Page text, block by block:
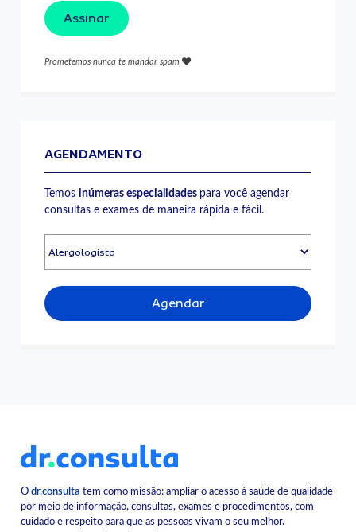
Assinar
Prometemos nunca te mandar spam
AGENDAMENTO
Temosinúmeras especialidades para você agendar
consultas e exames de maneira rápida e fácil.
Agendar
Odr.consulta tem como missão: ampliar o acesso à saúde de qualidade
por meio de informação, consultas, exames e procedimentos, com
cuidado e respeito para que as pessoas vivam o seu melhor.